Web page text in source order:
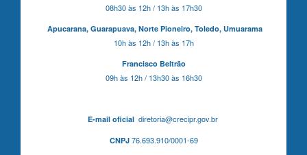
08h30 às 12h / 13h às 17h30
Apucarana, Guarapuava, Norte Pioneiro, Toledo, Umuarama
10h às 12h / 13h às 17h
Francisco Beltrão
09h às 12h / 13h30 às 16h30
E-mail oficialdiretoria@crecipr.gov.br
CNPJ76.693.910/0001-69